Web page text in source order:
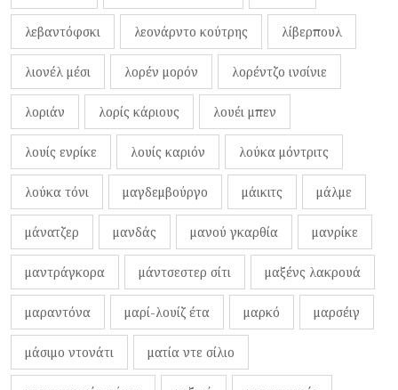
λεβαντόφσκι λεονάρντο κούτρης λίβερπουλ
λιονέλ μέσι λορέν μορόν λορέντζο ινσίνιε
λοριάν λορίς κάριους λουέι μπεν
λουίς ενρίκε λουίς καριόν λούκα μόντριτς
λούκα τόνι μαγδεμβούργο μάικιτς μάλμε
μάνατζερ μανδάς μανού γκαρθία μανρίκε
μαντράγκορα μάντσεστερ σίτι μαξένς λακρουά
μαραντόνα μαρί-λουίζ έτα μαρκό μαρσέιγ
μάσιμο ντονάτι ματία ντε σίλιο